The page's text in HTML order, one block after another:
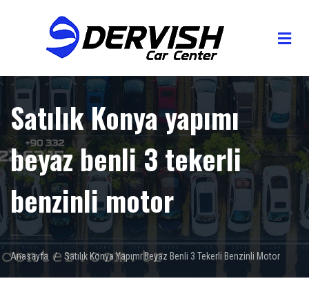
Satılık Konya yapımı
beyaz benli 3 tekerli
benzinli motor
Anasayfa Satılık Konya Yapımı Beyaz Benli 3 Tekerli Benzinli Motor